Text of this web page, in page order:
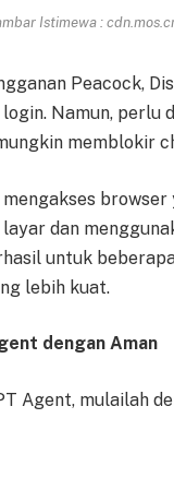
Istimewa :
Peacock,
Namun,
memblokir
dan
untuk
lebih kuat.
dengan Aman
Agent, mulailah